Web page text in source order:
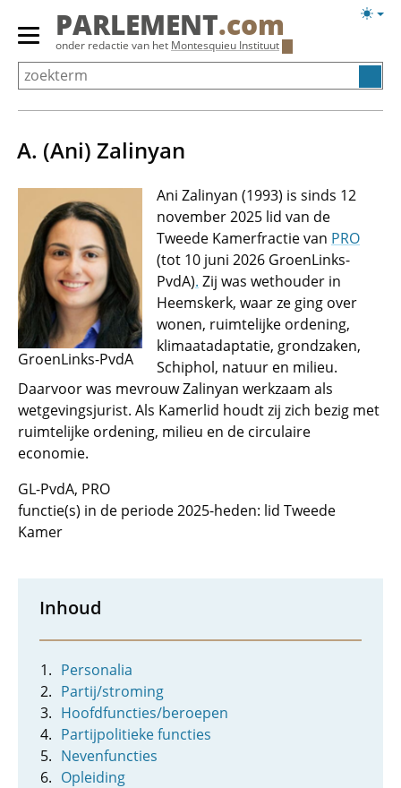
Overslaan
Primair
menu
tonen/verbergen
PARLEMENT.com
onder redactie van het Montesquieu Instituut
A. (Ani) Zalinyan
GroenLinks-PvdA
Ani Zalinyan (1993) is sinds 12
november 2025 lid van de
Tweede Kamerfractie van PRO
(tot 10 juni 2026 GroenLinks-
PvdA). Zij was wethouder in
Heemskerk, waar ze ging over
wonen, ruimtelijke ordening,
klimaatadaptatie, grondzaken,
Schiphol, natuur en milieu.
Daarvoor was mevrouw Zalinyan werkzaam als
wetgevingsjurist. Als Kamerlid houdt zij zich bezig met
ruimtelijke ordening, milieu en de circulaire
economie.
GL-PvdA, PRO
functie(s) in de periode 2025-heden: lid Tweede
Kamer
Inhoud
Personalia
Partij/stroming
Hoofdfuncties/beroepen
Partijpolitieke functies
Nevenfuncties
Opleiding